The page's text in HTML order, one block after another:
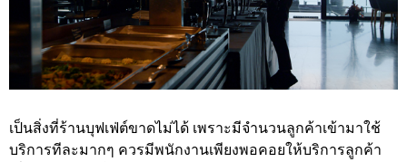
เป็นสิ่งที่ร้านบุฟเฟ่ต์ขาดไม่ได้ เพราะมีจำนวนลูกค้าเข้ามาใช้
บริการทีละมากๆ ควรมีพนักงานเพียงพอคอยให้บริการลูกค้า